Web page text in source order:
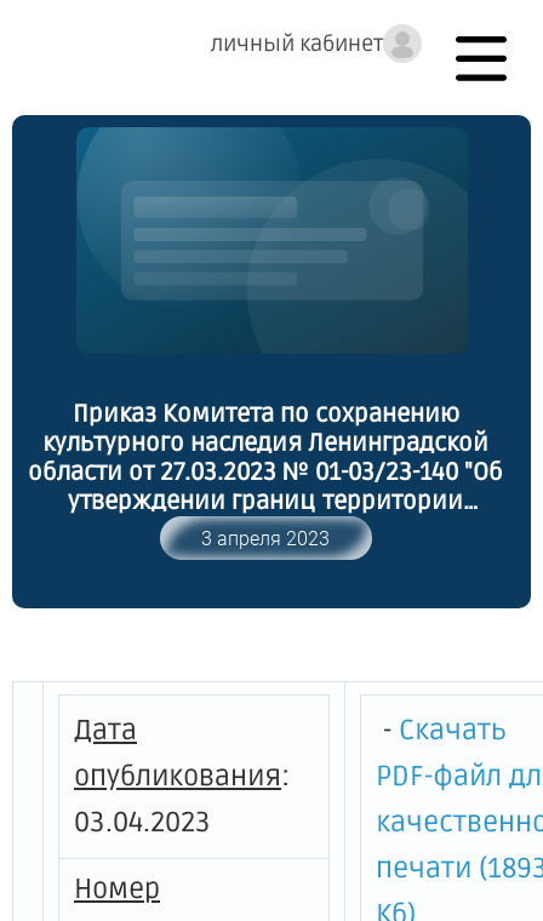
личный кабинет
Приказ Комитета по сохранению
культурного наследия Ленинградской
области от 27.03.2023 № 01-03/23-140 "Об
утверждении границ территории
выявленного объекта культурного
наследия "Административное здание",
Ленинградская область, Тихвинский
3 апреля 2023
Дата
опубликования:
03.04.2023
Номер
- Скачать
PDF-файл
печати